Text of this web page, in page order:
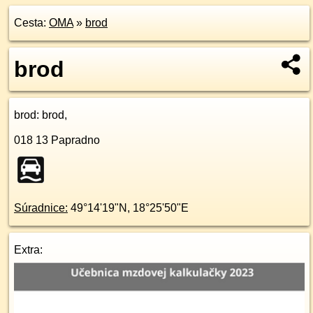
Cesta: OMA» brod
brod
brod: brod,
018 13 Papradno
Súradnice: 49°14'19"N , 18°25'50"E
Extra: